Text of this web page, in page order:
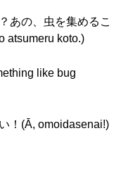
あの、虫を集めるこ
atsumeru koto.)
like bug
！(Ā, omoidasenai!)